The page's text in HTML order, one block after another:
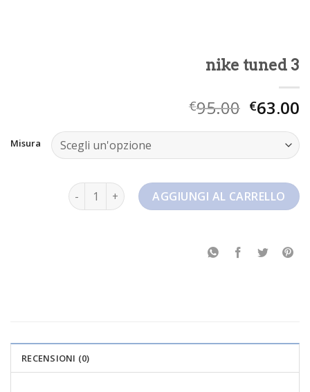
nike tuned 3
€95.00 €63.00
Misura
nike tuned 3 quantitàAGGIUNGI AL CARRELLO
RECENSIONI (0)